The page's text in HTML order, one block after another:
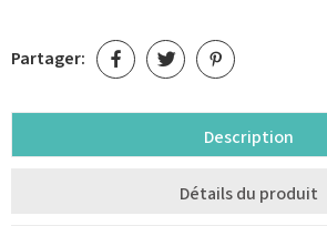
Partager:
Description
Détails du produit